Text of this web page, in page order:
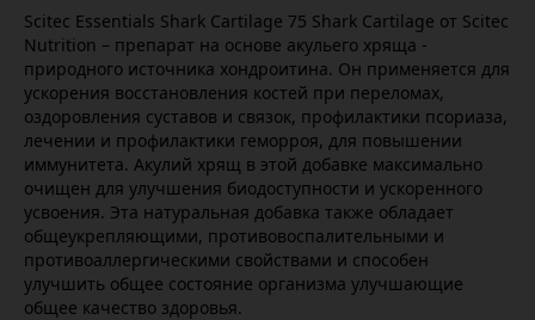
Scitec Essentials Shark Cartilage 75 Shark Cartilage от Scitec
Nutrition – препарат на основе акульего хряща -
природного источника хондроитина. Он применяется для
ускорения восстановления костей при переломах,
оздоровления суставов и связок, профилактики псориаза,
лечении и профилактики геморроя, для повышении
иммунитета. Акулий хрящ в этой добавке максимально
очищен для улучшения биодоступности и ускоренного
усвоения. Эта натуральная добавка также обладает
общеукрепляющими, противовоспалительными и
противоаллергическими свойствами и способен
улучшить общее состояние организма улучшающие
общее качество здоровья.